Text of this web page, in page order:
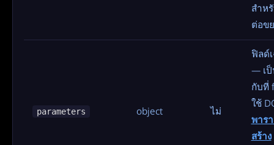
สำห
ต่อข
parameters object ไม่
ฟิลด์
— เป็
กับที่
ใช้
พาร
สร้าง